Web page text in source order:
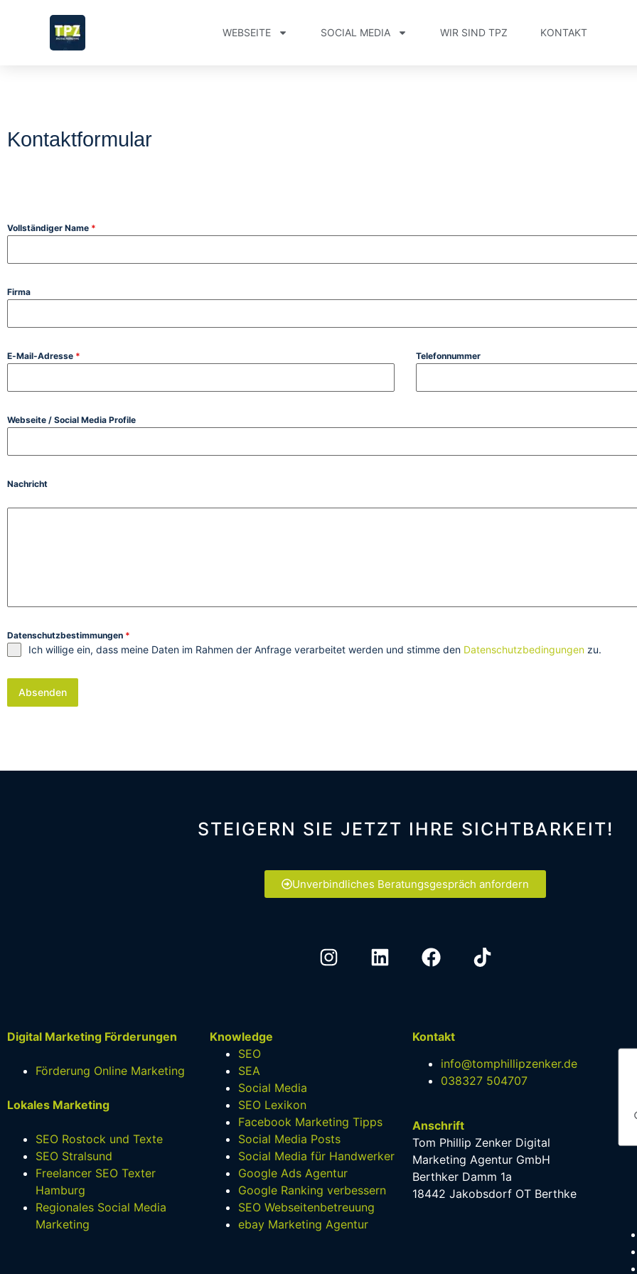
WEBSEITE SOCIAL MEDIA WIR SIND TPZ KONTAKT
Kontaktformular
Vollständiger Name *
Firma
E-Mail-Adresse * Telefonnummer
Webseite / Social Media Profile
Nachricht
Datenschutzbestimmungen *
Ich willige ein, dass meine Daten im Rahmen der Anfrage verarbeitet werden und stimme den Datenschutzbedingungen zu.
Absenden
STEIGERN SIE JETZT IHRE SICHTBARKEIT!
Unverbindliches Beratungsgespräch anfordern
Digital Marketing Förderungen
Förderung Online Marketing
Lokales Marketing
SEO Rostock und Texte
SEO Stralsund
Freelancer SEO Texter
Hamburg
Regionales Social Media
Marketing
Knowledge
SEO
SEA
Social Media
SEO Lexikon
Facebook Marketing Tipps
Social Media Posts
Social Media für Handwerker
Google Ads Agentur
Google Ranking verbessern
SEO Webseitenbetreuung
ebay Marketing Agentur
Kontakt
info@tomphillipzenker.de
038327 504707
Anschrift
Tom Phillip Zenker Digital
Marketing Agentur GmbH
Berthker Damm 1a
18442 Jakobsdorf OT Berthke